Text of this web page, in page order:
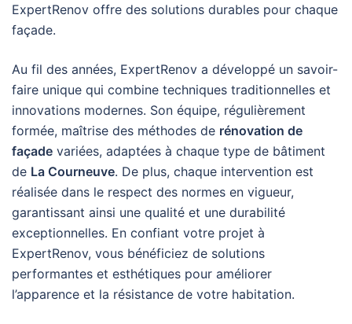
ExpertRenov offre des solutions durables pour chaque
façade.
Au fil des années, ExpertRenov a développé un savoir-
faire unique qui combine techniques traditionnelles et
innovations modernes. Son équipe, régulièrement
formée, maîtrise des méthodes de rénovation de
façade variées, adaptées à chaque type de bâtiment
de La Courneuve. De plus, chaque intervention est
réalisée dans le respect des normes en vigueur,
garantissant ainsi une qualité et une durabilité
exceptionnelles. En confiant votre projet à
ExpertRenov, vous bénéficiez de solutions
performantes et esthétiques pour améliorer
l’apparence et la résistance de votre habitation.